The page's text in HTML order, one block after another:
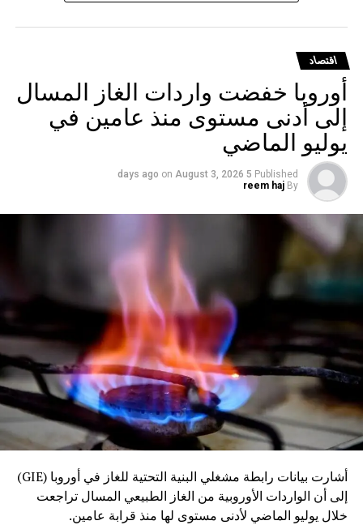
المغادرين من مطارات موسكو الثلاثة (شيريميتيفو ودوموديدوفو
وفنوكوفو) ومطار فلاديفوستوك (كنيفيتشي) بشرط حصولهم
على تصريح مسبق من هيئة الرقابة الروسية على المعادن
الثمينة.
اقتصاد
أوروبا خفضت واردات الغاز المسال
إلى أدنى مستوى منذ عامين في
يوليو الماضي
Published
5 days ago
on August 3, 2026
By
reem haj
أشارت بيانات رابطة مشغلي البنية التحتية للغاز في أوروبا (GIE)
إلى أن الواردات الأوروبية من الغاز الطبيعي المسال تراجعت
خلال يوليو الماضي لأدنى مستوى لها منذ قرابة عامين.